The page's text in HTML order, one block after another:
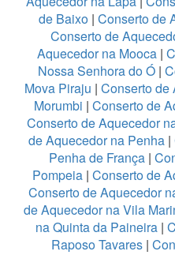
de Baixo | Conserto de
Conserto de
Aquecedor na Mooca|
Nossa Senhora do Ó |
Mova Piraju | Conserto de
Morumbi | Conserto de
Conserto de Aquecedor
de Aquecedor na Penha |
Penha de França |
Pompeia| Conserto de
Conserto de Aquecedor
de Aquecedor na Vila
na Quinta da Paineira |
Raposo Tavares|